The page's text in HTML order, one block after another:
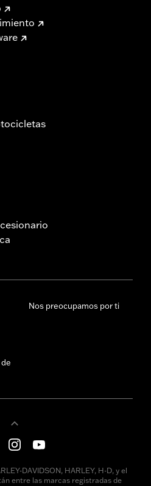
Nos preocupamos por ti
DAVIDSON, HARLEY, H-D, y el
entre las marcas registradas de